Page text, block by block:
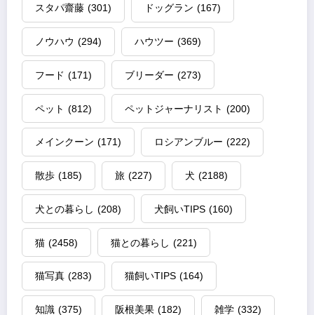
スタパ齋藤 (301) ドッグラン (167)
ノウハウ (294) ハウツー (369)
フード (171) ブリーダー (273)
ペット (812) ペットジャーナリスト (200)
メインクーン (171) ロシアンブルー (222)
散歩 (185) 旅 (227) 犬 (2188)
犬との暮らし (208) 犬飼いTIPS (160)
猫 (2458) 猫との暮らし (221)
猫写真 (283) 猫飼いTIPS (164)
知識 (375) 阪根美果 (182) 雑学 (332)